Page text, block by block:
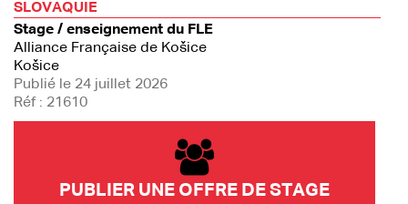
SLOVAQUIE
Stage / enseignement du FLE
Alliance Française de Košice
Košice
Publié le 24 juillet 2026
Réf : 21610
PUBLIER UNE OFFRE DE STAGE